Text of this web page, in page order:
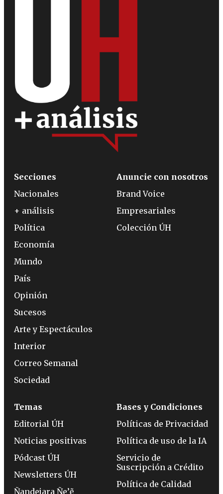
Secciones
Nacionales
+ análisis
Política
Economía
Mundo
País
Opinión
Sucesos
Arte y Espectáculos
Interior
Correo Semanal
Sociedad
Anuncie con nosotros
Brand Voice
Empresariales
Colección ÚH
Temas
Editorial ÚH
Noticias positivas
Pódcast ÚH
Newsletters ÚH
Ñandejara Ñe’ẽ
Bases y Condiciones
Políticas de Privacidad
Política de uso de la IA
Servicio de
Suscripción a Crédito
Política de Calidad